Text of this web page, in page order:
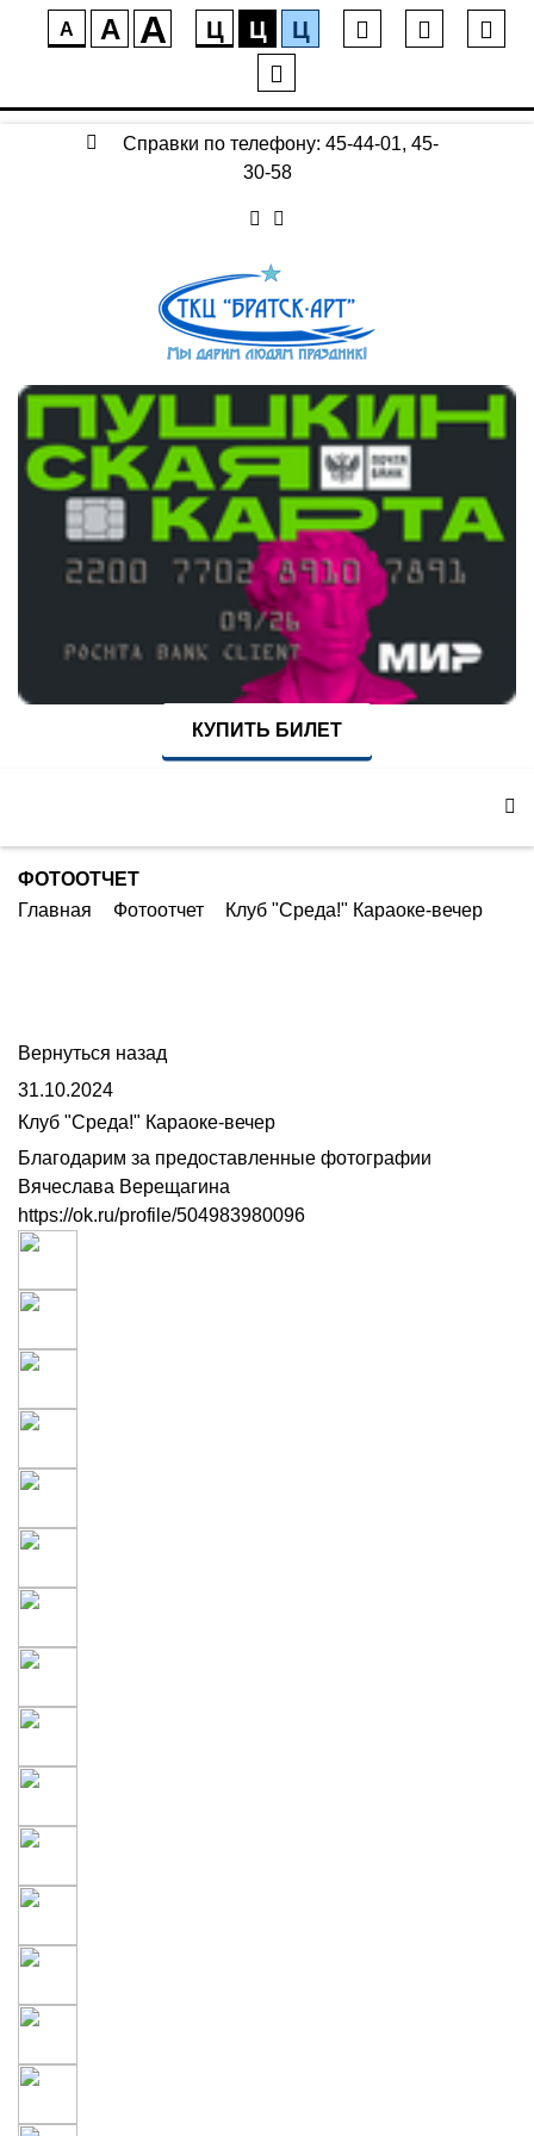
A A A Ц Ц Ц
Справки по телефону: 45-44-01, 45-
30-58
КУПИТЬ БИЛЕТ
ФОТООТЧЕТ
Главная
Фотоотчет Клуб "Среда!" Караоке-вечер
Вернуться назад
31.10.2024
Клуб "Среда!" Караоке-вечер
Благодарим за предоставленные фотографии
Вячеслава Верещагина
https://ok.ru/profile/504983980096